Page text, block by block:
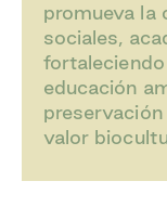
promueva la
sociales,
educación
valor